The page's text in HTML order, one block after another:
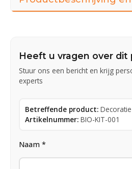
Heeft u vragen over dit
Stuur ons een bericht en krijg
experts
Betreffende product:
Artikelnummer: BIO-KIT-001
Naam *